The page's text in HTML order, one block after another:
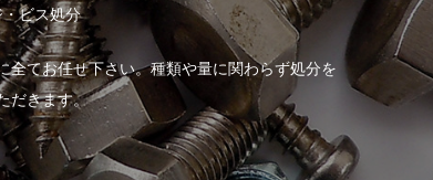
ビス処分
てお任せ下さい。種類や量に関わらず処分を
だきます。